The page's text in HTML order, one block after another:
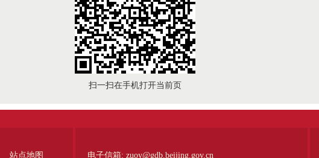
扫一扫在手机打开当前页
站点地图 电子信箱: zuoy@gdb.beijing.gov.cn